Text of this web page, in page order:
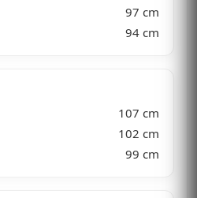
97 cm
94 cm
107 cm
102 cm
99 cm